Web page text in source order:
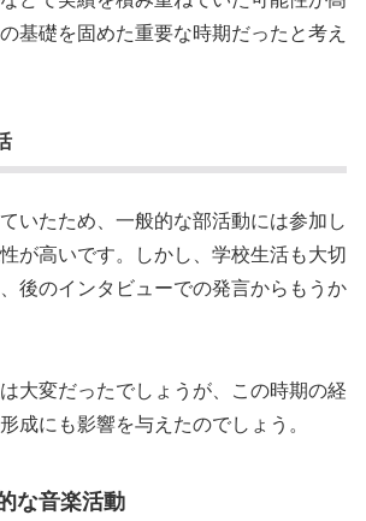
基礎を固めた重要な時期だったと考え
いたため、一般的な部活動には参加し
が高いです。しかし、学校生活も大切
後のインタビューでの発言からもうか
大変だったでしょうが、この時期の経
成にも影響を与えたのでしょう。
な音楽活動